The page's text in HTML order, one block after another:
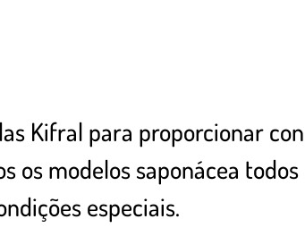
Kifral para proporcionar
os modelos saponácea todos
especiais.